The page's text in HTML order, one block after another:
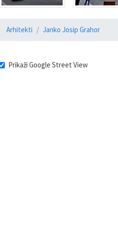
Arhitekti Janko Josip Grahor
Prikaži Google Street View